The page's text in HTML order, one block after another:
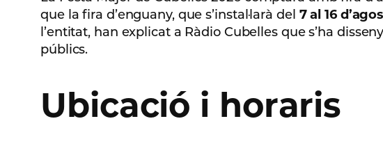
que la fira d’enguany, que s’instal·larà del 7 al 16
l’entitat, han explicat a Ràdio Cubelles que s’ha
públics.
Ubicació i horaris